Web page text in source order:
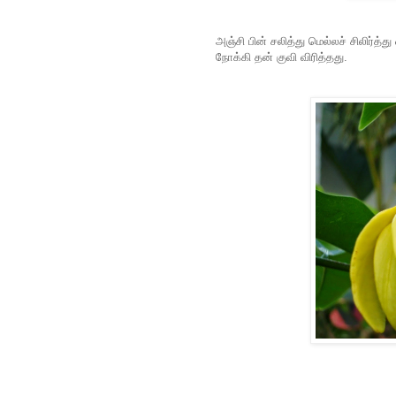
அஞ்சி பின் சலித்து மெல்லச்
நோக்கி தன் குவி விரித்தது.